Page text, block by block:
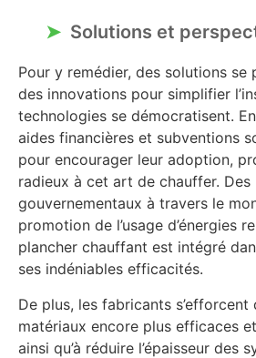
Solutions et
Pour y remédier, des solutions se
des innovations pour simplifier
technologies se démocratisent.
aides financières et subventions
pour encourager leur adoption,
radieux à cet art de chauffer. Des
gouvernementaux à travers le
promotion de l’usage d’énergies
plancher chauffant est intégré
ses indéniables efficacités.
De plus, les fabricants
matériaux encore plus efficaces
ainsi qu’à réduire l’épaisseur des